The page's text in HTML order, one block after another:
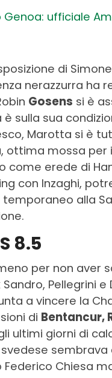
ufficiale
di
nerazzurra ha
Gosens si è
sulla sua
Marotta si è
ottima mossa
come erede di
con Inzaghi,
alla
8.5
per non aver
Pellegrini
a vincere la
di Bentancur,
ultimi giorni di
Federico Chiesa